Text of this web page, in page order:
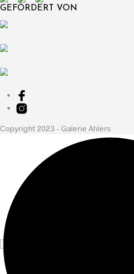
GEFÖRDERT VON
Copyright 2023 - Galerie Ahlers